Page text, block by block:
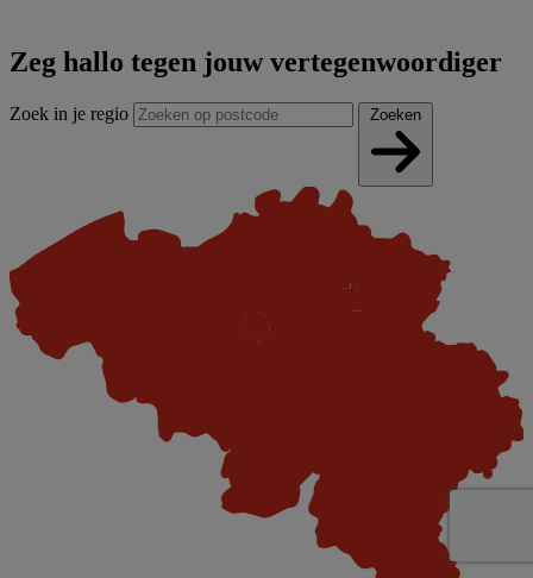
Zeg hallo tegen jouw vertegenwoordiger
Zoek in je regio Zoeken